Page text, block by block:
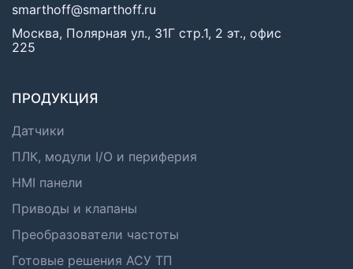
smarthoff@smarthoff.ru
Москва, Полярная ул., 31Г стр.1, 2 эт., офис
225
ПРОДУКЦИЯ
Датчики
ПЛК, модули I/O и периферия
HMI панели
Приводы и клапаны
Преобразователи частоты
Готовые решения АСУ ТП